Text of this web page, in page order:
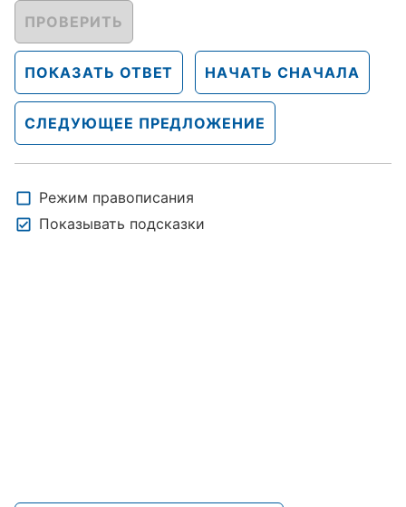
ПРОВЕРИТЬ
ПОКАЗАТЬ ОТВЕТ НАЧАТЬ СНАЧАЛА
СЛЕДУЮЩЕЕ ПРЕДЛОЖЕНИЕ
Режим правописания
Показывать подсказки